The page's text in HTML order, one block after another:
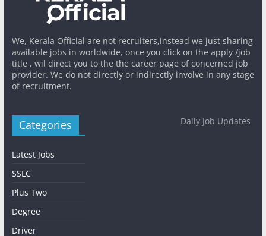
We, Kerala Official are not recruiters,instead we just sharing
available jobs in worldwide, once you click on the apply /job
title , wil direct you to the the career page of concerned job
provider. We do not directly or indirectly involve in any stage
of recruitment.
Categories
Latest Jobs
SSLC
Plus Two
Degree
Driver
Daily Job Updates